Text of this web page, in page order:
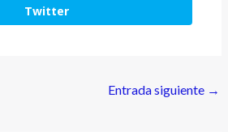
Twitter
Entrada siguiente →